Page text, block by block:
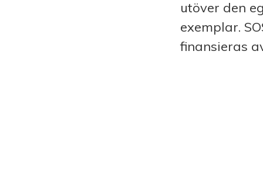
utöver den
exemplar.
finansieras